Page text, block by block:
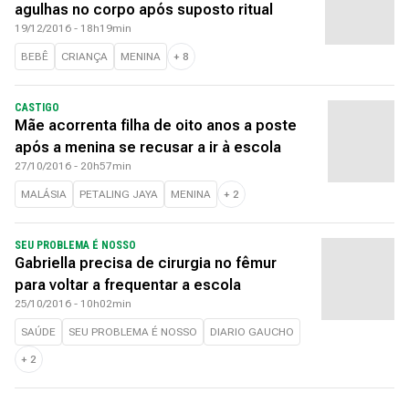
agulhas no corpo após suposto ritual
19/12/2016 - 18h19min
BEBÊ CRIANÇA MENINA + 8
CASTIGO
Mãe acorrenta filha de oito anos a poste
após a menina se recusar a ir à escola
27/10/2016 - 20h57min
MALÁSIA PETALING JAYA MENINA + 2
SEU PROBLEMA É NOSSO
Gabriella precisa de cirurgia no fêmur
para voltar a frequentar a escola
25/10/2016 - 10h02min
SAÚDE SEU PROBLEMA É NOSSO DIARIO GAUCHO
+ 2